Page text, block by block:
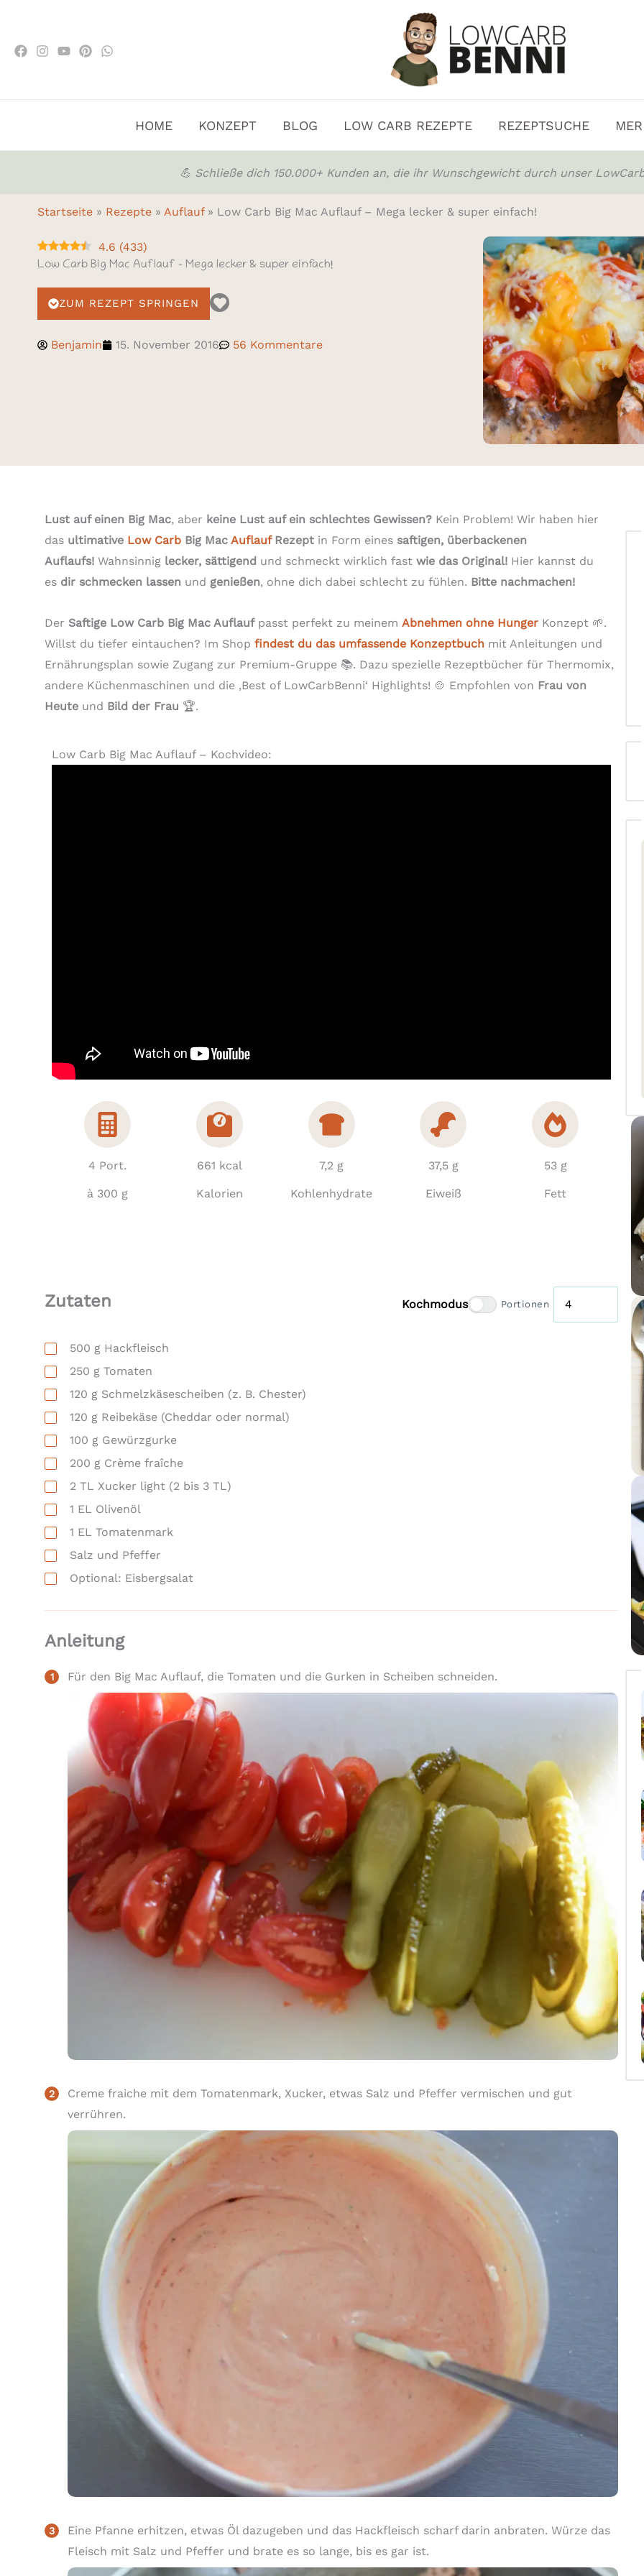
springen
HOME KONZEPT BLOG LOW CARB REZEPTE REZEPTSUCHE
💪 Schließe dich 150.000+ Kunden an, die ihr Wunschgewicht durch unser
Startseite » Rezepte » Auflauf» Low Carb Big Mac Auflauf – Mega lecker & super einfach!
4.6 (433)
Low Carb Big Mac Auflauf – Mega lecker & super einfach!
ZUM REZEPT SPRINGEN
Benjamin 15. November 2016 56 Kommentare
Lust auf einen Big Mac, aber keine Lust auf ein schlechtes Gewissen? Kein Problem! Wir haben hier
das ultimative Low Carb Big Mac AuflaufRezept in Form eines saftigen, überbackenen
Auflaufs! Wahnsinnig lecker, sättigend und schmeckt wirklich fast wie das Original! Hier kannst du
es dir schmecken lassen und genießen, ohne dich dabei schlecht zu fühlen. Bitte nachmachen!
Der Saftige Low Carb Big Mac Auflaufpasst perfekt zu meinem Abnehmen ohne Hunger Konzept 🌱.
Willst du tiefer eintauchen? Im Shop findest du das umfassende Konzeptbuch mit Anleitungen und
Ernährungsplan sowie Zugang zur Premium-Gruppe 📚. Dazu spezielle Rezeptbücher für Thermomix,
andere Küchenmaschinen und die ‚Best of LowCarbBenni‘ Highlights! 🍲 Empfohlen von Frau von
Heute und Bild der Frau 🏆.
Low Carb Big Mac Auflauf – Kochvideo:
4 Port.
à 300 g
661 kcal
Kalorien
7,2 g
Kohlenhydrate
37,5 g
Eiweiß
53 g
Fett
Zutaten Kochmodus Portionen
500 g Hackfleisch
250 g Tomaten
120 g Schmelzkäsescheiben (z. B. Chester)
120 g Reibekäse (Cheddar oder normal)
100 g Gewürzgurke
200 g Crème fraîche
2 TL Xucker light (2 bis 3 TL)
1 EL Olivenöl
1 EL Tomatenmark
Salz und Pfeffer
Optional: Eisbergsalat
Anleitung
Für den Big Mac Auflauf, die Tomaten und die Gurken in Scheiben schneiden.
Creme fraiche mit dem Tomatenmark, Xucker, etwas Salz und Pfeffer vermischen und gut
verrühren.
Eine Pfanne erhitzen, etwas Öl dazugeben und das Hackfleisch scharf darin anbraten. Würze das
Fleisch mit Salz und Pfeffer und brate es so lange, bis es gar ist.